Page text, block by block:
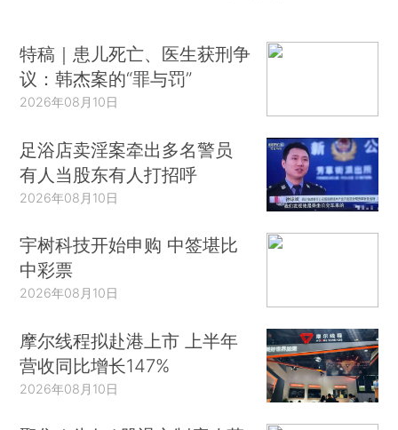
特稿｜患儿死亡、医生获刑争
议：韩杰案的“罪与罚”
2026年08月10日
足浴店卖淫案牵出多名警员
有人当股东有人打招呼
2026年08月10日
宇树科技开始申购 中签堪比
中彩票
2026年08月10日
摩尔线程拟赴港上市 上半年
营收同比增长147%
2026年08月10日